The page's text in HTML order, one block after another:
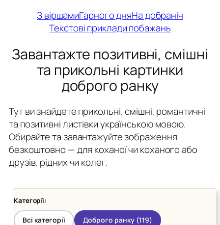
З віршамиГарного дняНа добраніч
Текстові приклади побажань
Завантажте позитивні, смішні
та прикольні картинки
доброго ранку
Тут ви знайдете прикольні, смішні, романтичні
та позитивні листівки українською мовою.
Обирайте та завантажуйте зображення
безкоштовно — для коханої чи коханого або
друзів, рідних чи колег.
Категорії:
Всі категорії Доброго ранку (119)